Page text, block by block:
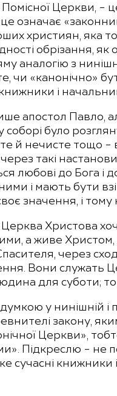
Церкви,
означає
християн, яка
обрізання,
аналогію з
чи «канонічно»
і
апостол Павло,
було
й нечисте тощо
такі
любові до Бога і
і мають бути
значення, і
Христова
а живе
через
Вони служать
для суботи;
у нинішній
закону,
Церкви»,
Підкреслю – не
сучасні